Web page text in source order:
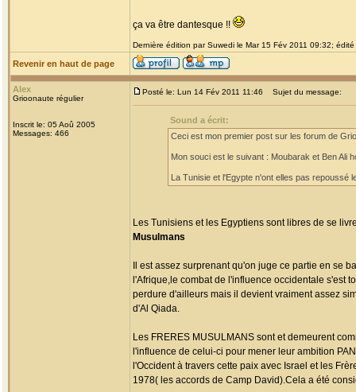
ça va être dantesque !!
Dernière édition par Suwedi le Mar 15 Fév 2011 09:32;
Revenir en haut de page
Alex
Grioonaute régulier
Inscrit le: 05 Aoû 2005
Messages: 466
Posté le: Lun 14 Fév 2011 11:46 Sujet du message:
Sound a écrit:
Ceci est mon premier post sur les forum de
Mon souci est le suivant : Moubarak et Ben Ali
La Tunisie et l'Egypte n'ont elles pas repoussé
Les Tunisiens et les Egyptiens sont libres de se
Musulmans
Il est assez surprenant qu'on juge ce partie en se
l'Afrique,le combat de l'influence occidentale s'est
perdure d'ailleurs mais il devient vraiment assez
d'Al Qiada.
Les FRERES MUSULMANS sont et demeurent
l'influence de celui-ci pour mener leur ambition
l'Occident à travers cette paix avec Israel et les
1978( les accords de Camp David).Cela a été